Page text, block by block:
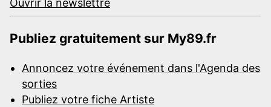
Ouvrir la newslettre
Publiez gratuitement sur My89.fr
Annoncez votre événement dans l'Agenda des
sorties
Publiez votre fiche Artiste